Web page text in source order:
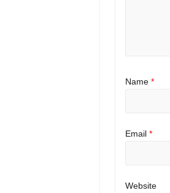
Name*
Email*
Website